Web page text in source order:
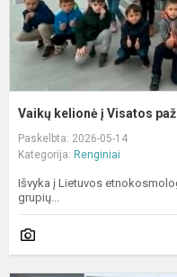
Vaikų kelionė į Visatos
Paskelbta: 2026-05-14
Kategorija: Renginiai
Išvyka į Lietuvos
grupių...